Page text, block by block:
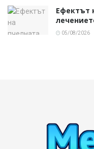
Ефектът
05/08/2026